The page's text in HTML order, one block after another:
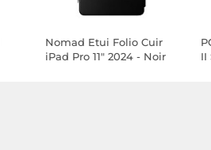
Nomad Etui Folio Cuir
iPad Pro 11" 2024 - Noir
II